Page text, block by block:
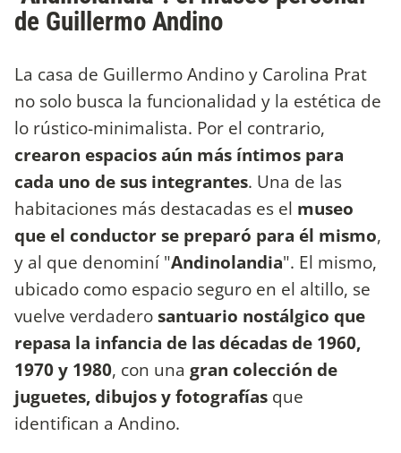
de Guillermo Andino
La casa de Guillermo Andino y Carolina Prat
no solo busca la funcionalidad y la estética de
lo rústico-minimalista. Por el contrario,
crearon espacios aún más íntimos para
cada uno de sus integrantes. Una de las
habitaciones más destacadas es el museo
que el conductor se preparó para él mismo,
y al que denominí "Andinolandia". El mismo,
ubicado como espacio seguro en el altillo, se
vuelve verdaderosantuario nostálgico que
repasa la infancia de las décadas de 1960,
1970 y 1980, con una gran colección de
juguetes, dibujos y fotografías que
identifican a Andino.